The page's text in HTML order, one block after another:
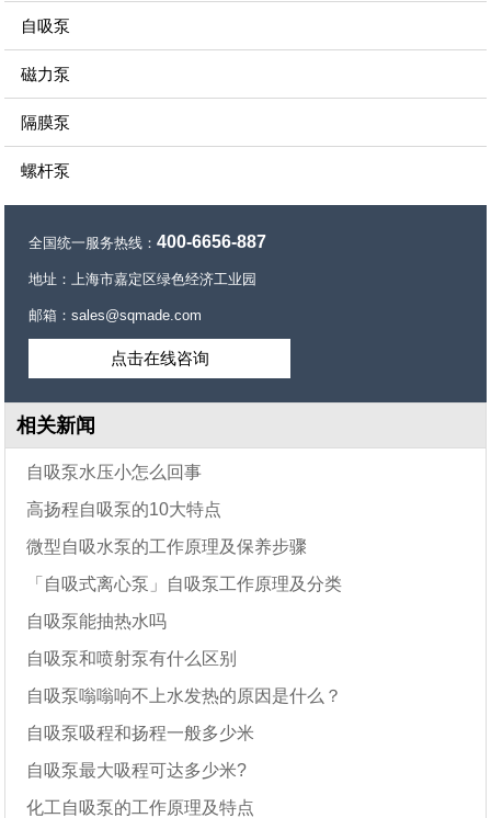
自吸泵
磁力泵
隔膜泵
螺杆泵
全国统一服务热线：400-6656-887
地址：上海市嘉定区绿色经济工业园
邮箱：sales@sqmade.com
点击在线咨询
相关新闻
自吸泵水压小怎么回事
高扬程自吸泵的10大特点
微型自吸水泵的工作原理及保养步骤
「自吸式离心泵」自吸泵工作原理及分类
自吸泵能抽热水吗
自吸泵和喷射泵有什么区别
自吸泵嗡嗡响不上水发热的原因是什么？
自吸泵吸程和扬程一般多少米
自吸泵最大吸程可达多少米?
化工自吸泵的工作原理及特点